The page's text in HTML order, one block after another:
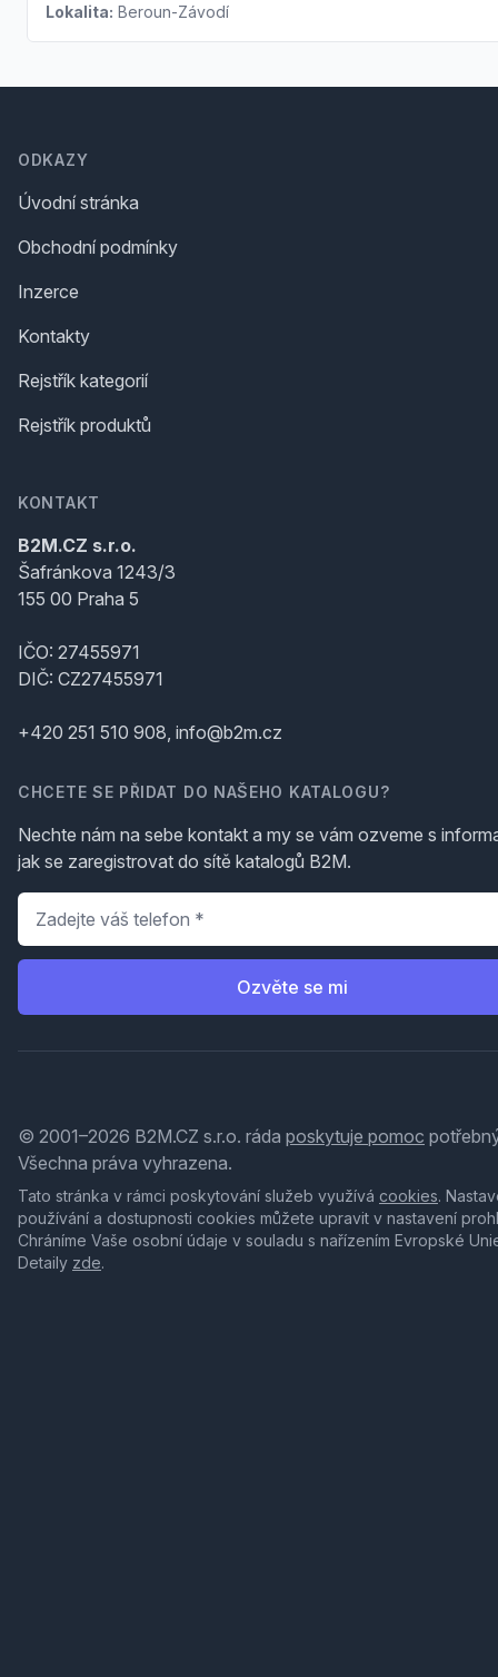
Lokalita: Beroun-Závodí
ODKAZY
Úvodní stránka
Obchodní podmínky
Inzerce
Kontakty
Rejstřík kategorií
Rejstřík produktů
KONTAKT
B2M.CZ s.r.o.
Šafránkova 1243/3
155 00 Praha 5
IČO: 27455971
DIČ: CZ27455971
+420 251 510 908, info@b2m.cz
CHCETE SE PŘIDAT DO NAŠEHO KATALOGU?
Nechte nám na sebe kontakt a my se vám ozveme s
jak se zaregistrovat do sítě katalogů B2M.
Telefon
Ozvěte se mi
© 2001–2026 B2M.CZ s.r.o. ráda poskytuje pomoc
Všechna práva vyhrazena.
Tato stránka v rámci poskytování služeb využívá cookies.
používání a dostupnosti cookies můžete upravit v nastavení
Chráníme Vaše osobní údaje v souladu s nařízením Evropské
Detaily zde.